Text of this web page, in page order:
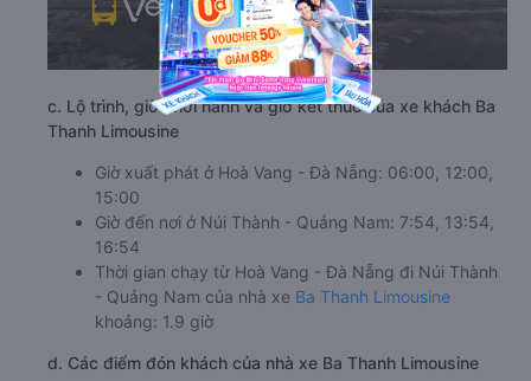
c. Lộ trình, giờ khởi hành và giờ kết thúc của xe khách Ba
Thanh Limousine
Giờ xuất phát ở Hoà Vang - Đà Nẵng: 06:00, 12:00,
15:00
Giờ đến nơi ở Núi Thành - Quảng Nam: 7:54, 13:54,
16:54
Thời gian chạy từ Hoà Vang - Đà Nẵng đi Núi Thành
- Quảng Nam của nhà xe Ba Thanh Limousine
khoảng: 1.9 giờ
d. Các điểm đón khách của nhà xe Ba Thanh Limousine